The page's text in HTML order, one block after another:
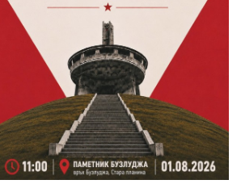
РЕКЛАМА
АБОНАМЕНТ
УСЛОВИЯ ЗА ПОЛЗВАНЕ
ПОЛИТИКА ЗА БИСКВИТКИТЕ
ПОЛИТИКАТА ЗА